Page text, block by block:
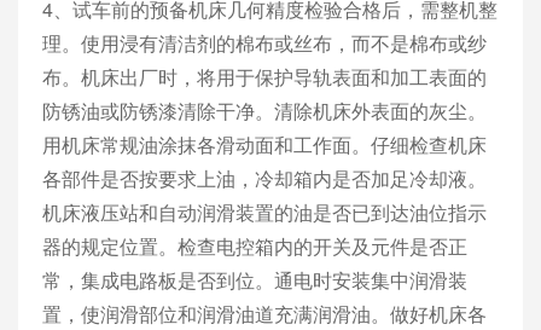
4、试车前的预备机床几何精度检验合格后，需整机整
理。使用浸有清洁剂的棉布或丝布，而不是棉布或纱
布。机床出厂时，将用于保护导轨表面和加工表面的
防锈油或防锈漆清除干净。清除机床外表面的灰尘。
用机床常规油涂抹各滑动面和工作面。仔细检查机床
各部件是否按要求上油，冷却箱内是否加足冷却液。
机床液压站和自动润滑装置的油是否已到达油位指示
器的规定位置。检查电控箱内的开关及元件是否正
常，集成电路板是否到位。通电时安装集中润滑装
置，使润滑部位和润滑油道充满润滑油。做好机床各